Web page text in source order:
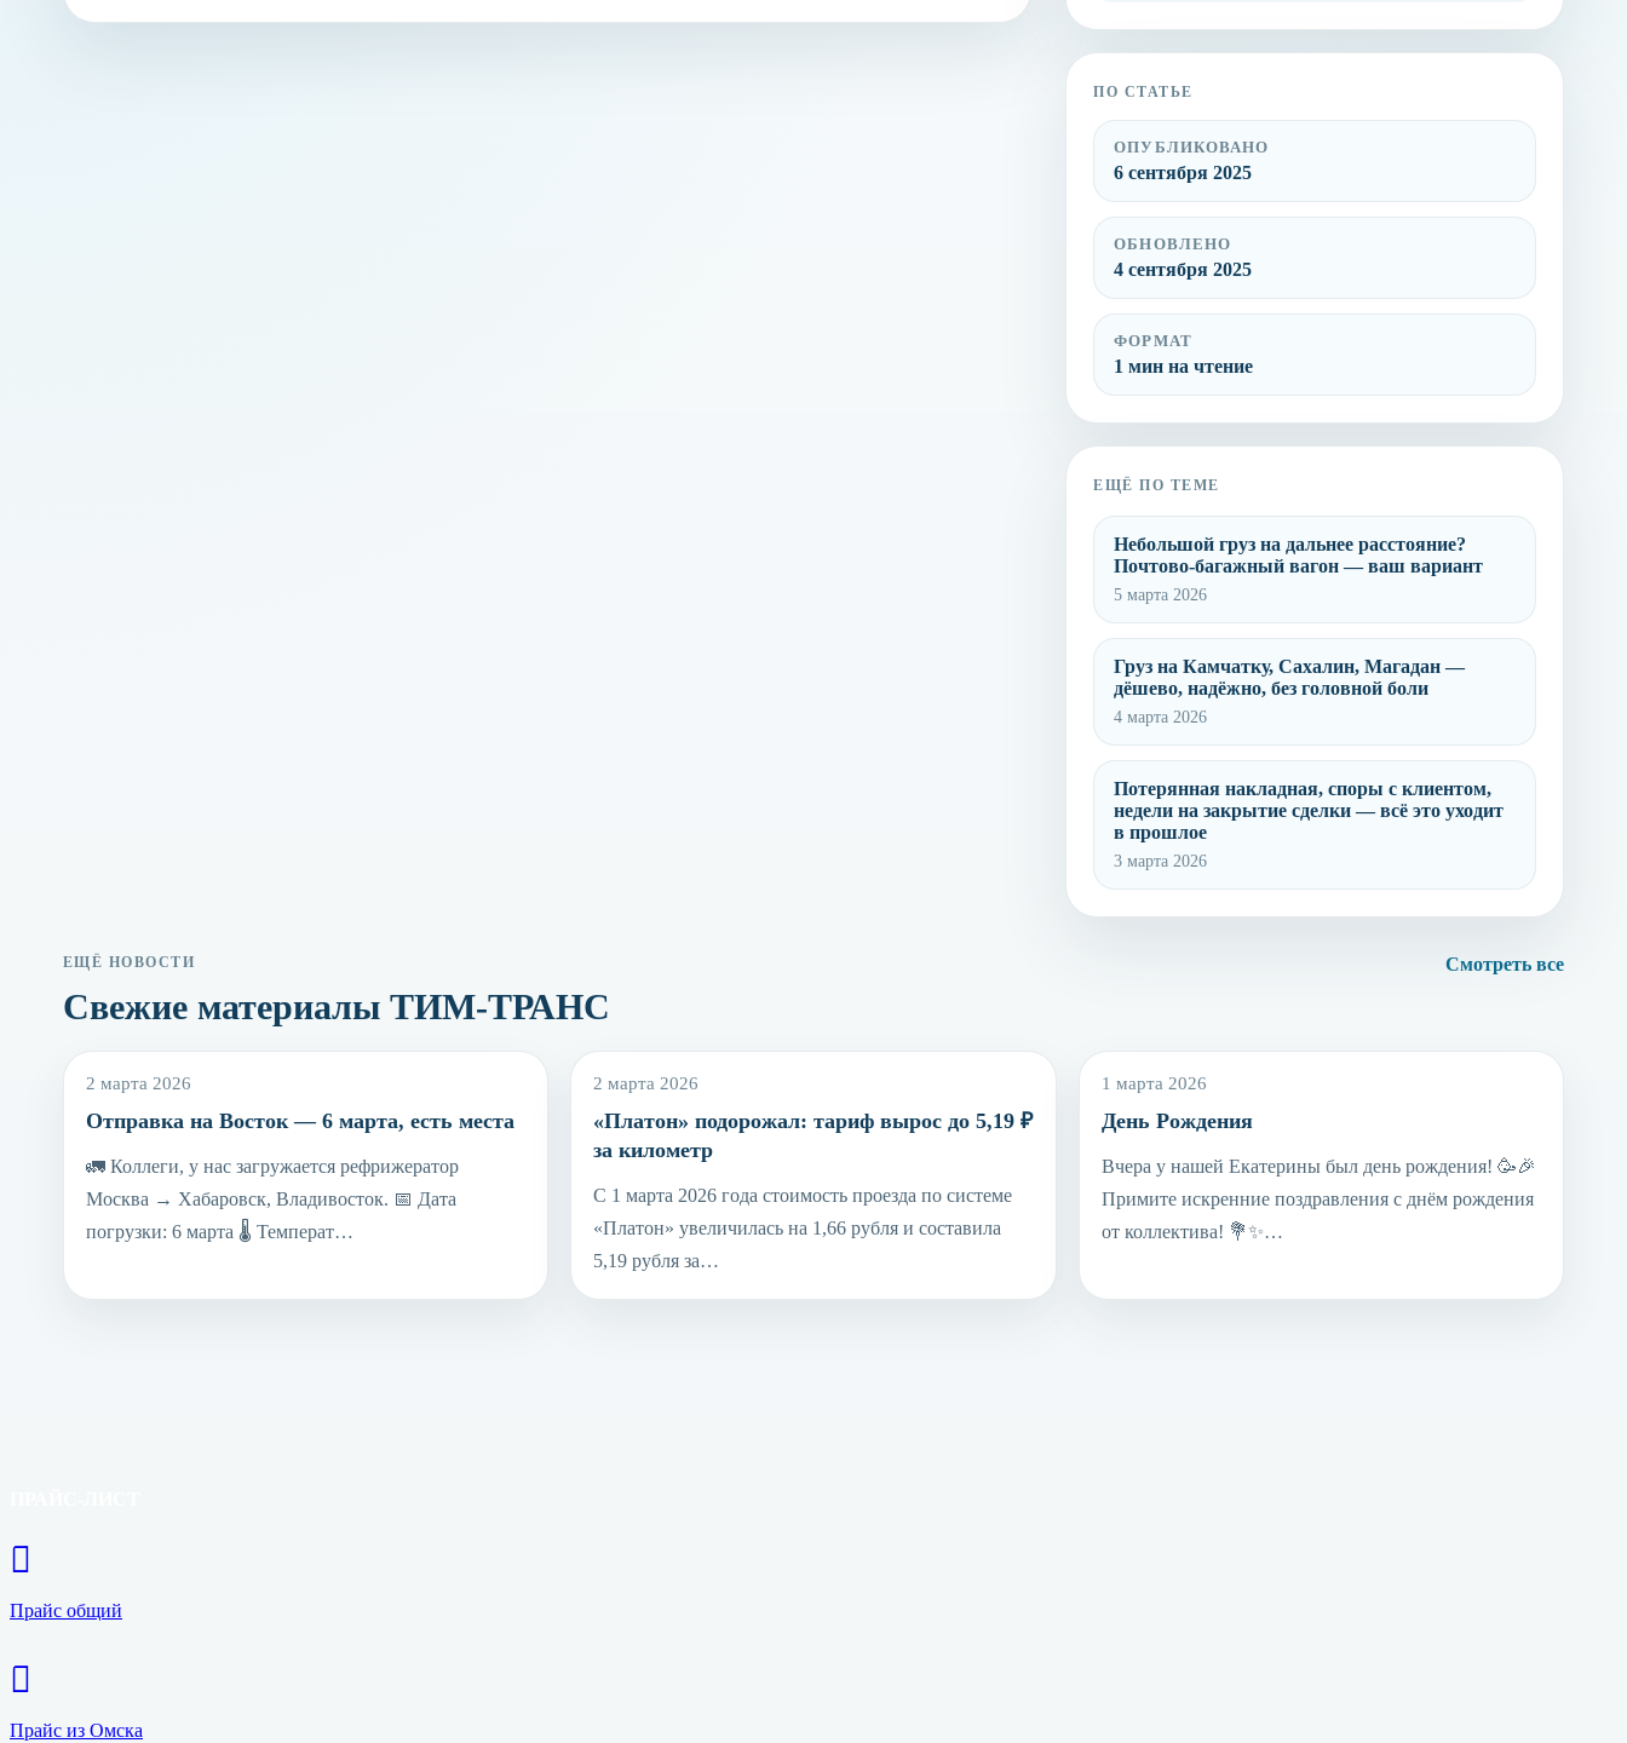
ПО СТАТЬЕ
ОПУБЛИКОВАНО
6 сентября 2025
ОБНОВЛЕНО
4 сентября 2025
ФОРМАТ
1 мин на чтение
ЕЩЁ ПО ТЕМЕ
Небольшой груз на дальнее расстояние?
Почтово-багажный вагон — ваш вариант
5 марта 2026
Груз на Камчатку, Сахалин, Магадан —
дёшево, надёжно, без головной боли
4 марта 2026
Потерянная накладная, споры с клиентом,
недели на закрытие сделки — всё это уходит
в прошлое
3 марта 2026
ЕЩЁ НОВОСТИ
Свежие материалы ТИМ-ТРАНС
Смотреть все
2 марта 2026
Отправка на Восток — 6 марта, есть места
🚛 Коллеги, у нас загружается рефрижератор
Москва → Хабаровск, Владивосток. 📅 Дата
погрузки: 6 марта 🌡 Температ…
2 марта 2026
«Платон» подорожал: тариф вырос до 5,19 ₽
за километр
С 1 марта 2026 года стоимость проезда по системе
«Платон» увеличилась на 1,66 рубля и составила
5,19 рубля за…
1 марта 2026
День Рождения
Вчера у нашей Екатерины был день рождения! 🥳🎉
Примите искренние поздравления с днём рождения
от коллектива! 💐✨…
Прайс общий
Прайс из Омска